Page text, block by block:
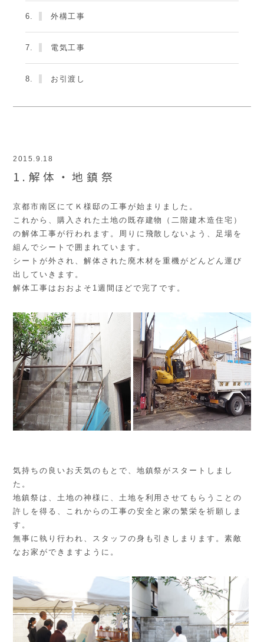
6. 外構工事
7. 電気工事
8. お引渡し
2015.9.18
1.解体・地鎮祭
京都市南区にてＫ様邸の工事が始まりました。
これから、購入された土地の既存建物（二階建木造住宅）
の解体工事が行われます。周りに飛散しないよう、足場を
組んでシートで囲まれています。
シートが外され、解体された廃木材を重機がどんどん運び
出していきます。
解体工事はおおよそ1週間ほどで完了です。
気持ちの良いお天気のもとで、地鎮祭がスタートしまし
た。
地鎮祭は、土地の神様に、土地を利用させてもらうことの
許しを得る、これからの工事の安全と家の繁栄を祈願しま
す。
無事に執り行われ、スタッフの身も引きしまります。素敵
なお家ができますように。